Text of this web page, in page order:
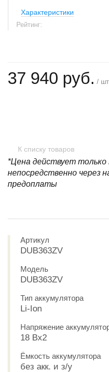
Характеристики
Рейтинг:
37 940 руб. / шт
К списку товаров
*Цена действует только
непосредственно через
предоплаты
Артикул
DUB363ZV
Модель
DUB363ZV
Тип аккумулятора
Li-Ion
Напряжение
18 Вх2
Ёмкость аккумулятора
без акк. и з/у